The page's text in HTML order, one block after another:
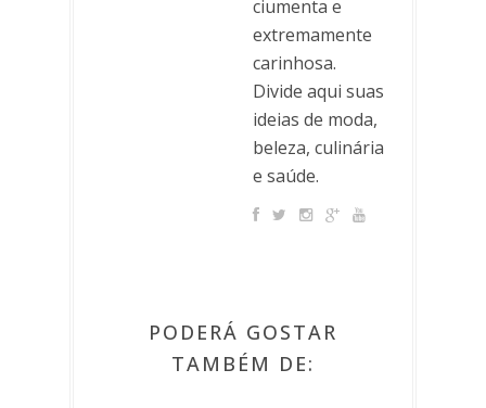
ciumenta e
extremamente
carinhosa.
Divide aqui suas
ideias de moda,
beleza, culinária
e saúde.
PODERÁ GOSTAR
TAMBÉM DE: